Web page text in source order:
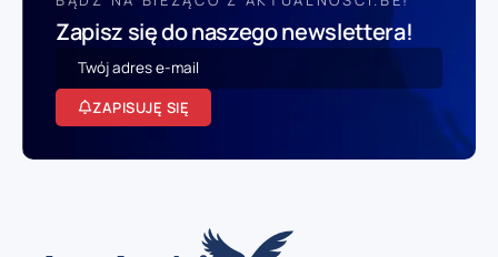
Zapisz się do naszego newslettera!
ZAPISUJĘ SIĘ